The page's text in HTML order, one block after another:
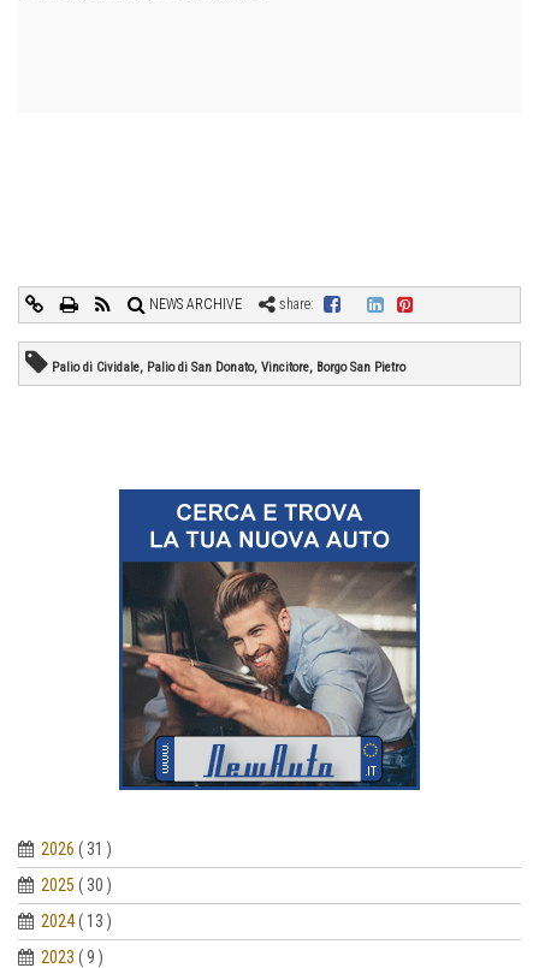
NEWS ARCHIVE share:
Palio di Cividale, Palio di San Donato, Vincitore, Borgo San Pietro
2026 ( 31 )
2025 ( 30 )
2024( 13 )
2023 ( 9 )